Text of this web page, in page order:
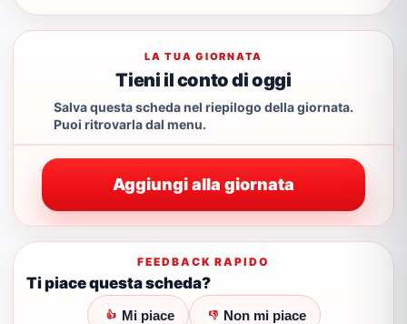
LA TUA GIORNATA
Tieni il conto di oggi
Salva questa scheda nel riepilogo della giornata.
Puoi ritrovarla dal menu.
Aggiungi alla giornata
FEEDBACK RAPIDO
Ti piace questa scheda?
👍 Mi piace 👎 Non mi piace